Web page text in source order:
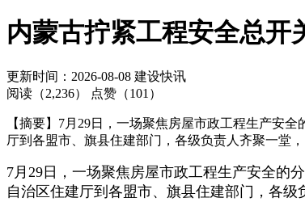
内蒙古拧紧工程安全总开
更新时间：2026-08-08 建设快讯
阅读（2,236）
点赞（101）
【摘要】7月29日，一场聚焦房屋市政工程生产安
厅到各盟市、旗县住建部门，各级负责人齐聚一堂
7月29日，一场聚焦房屋市政工程生产安全的
自治区住建厅到各盟市、旗县住建部门，各